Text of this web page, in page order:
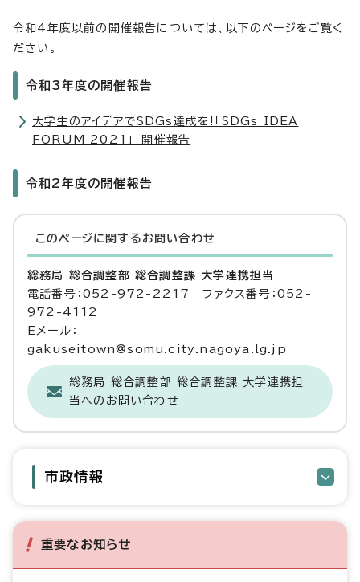
令和4年度以前の開催報告については、以下のページをご覧く
ださい。
令和3年度の開催報告
大学生のアイデアでSDGs達成を!「SDGs IDEA
FORUM 2021」 開催報告
令和2年度の開催報告
このページに関する お問い合わせ
総務局 総合調整部 総合調整課 大学連携担当
電話番号：052-972-2217 ファクス番号：052-
972-4112
Eメール：
gakuseitown@somu.city.nagoya.lg.jp
総務局 総合調整部 総合調整課 大学連携担
当へのお問い合わせ
市政情報
重要なお知らせ